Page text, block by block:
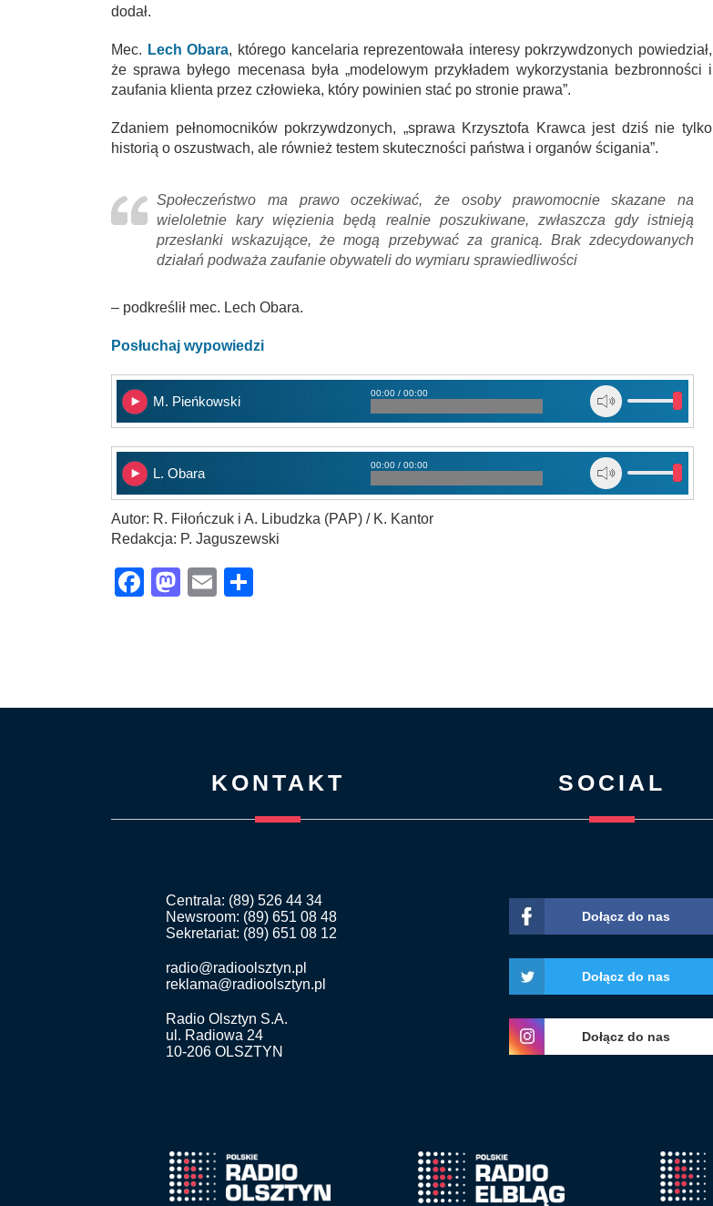
dodał.
Mec. Lech Obara, którego kancelaria reprezentowała interesy pokrzywdzonych powiedział,
że sprawa byłego mecenasa była „modelowym przykładem wykorzystania bezbronności i
zaufania klienta przez człowieka, który powinien stać po stronie prawa”.
Zdaniem pełnomocników pokrzywdzonych, „sprawa Krzysztofa Krawca jest dziś nie tylko
historią o oszustwach, ale również testem skuteczności państwa i organów ścigania”.
Społeczeństwo ma prawo oczekiwać, że osoby prawomocnie skazane na
wieloletnie kary więzienia będą realnie poszukiwane, zwłaszcza gdy istnieją
przesłanki wskazujące, że mogą przebywać za granicą. Brak zdecydowanych
działań podważa zaufanie obywateli do wymiaru sprawiedliwości
– podkreślił mec. Lech Obara.
Posłuchaj wypowiedzi
M. Pieńkowski
00:00 / 00:00
L. Obara
00:00 / 00:00
Autor: R. Fiłończuk i A. Libudzka (PAP) / K. Kantor
Redakcja: P. Jaguszewski
Facebook
Mastodon
Email
KONTAKT
Centrala: (89) 526 44 34
Newsroom: (89) 651 08 48
Sekretariat: (89) 651 08 12
radio@radioolsztyn.pl
reklama@radioolsztyn.pl
Radio Olsztyn S.A.
ul. Radiowa 24
10-206 OLSZTYN
SOCIAL
Dołącz do nas
Dołącz do nas
Dołącz do nas